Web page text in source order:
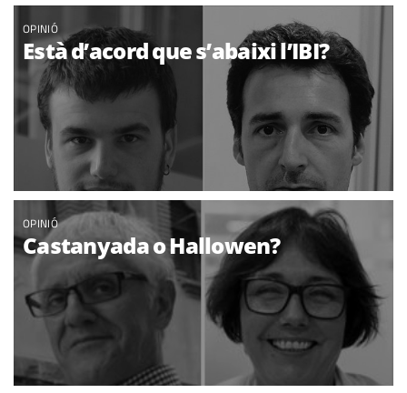
OPINIÓ
Està d’acord que s’abaixi l’IBI?
OPINIÓ
Castanyada o Hallowen?